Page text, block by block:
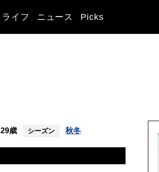
ライフ ニュース Picks
29歳 シーズン 秋冬